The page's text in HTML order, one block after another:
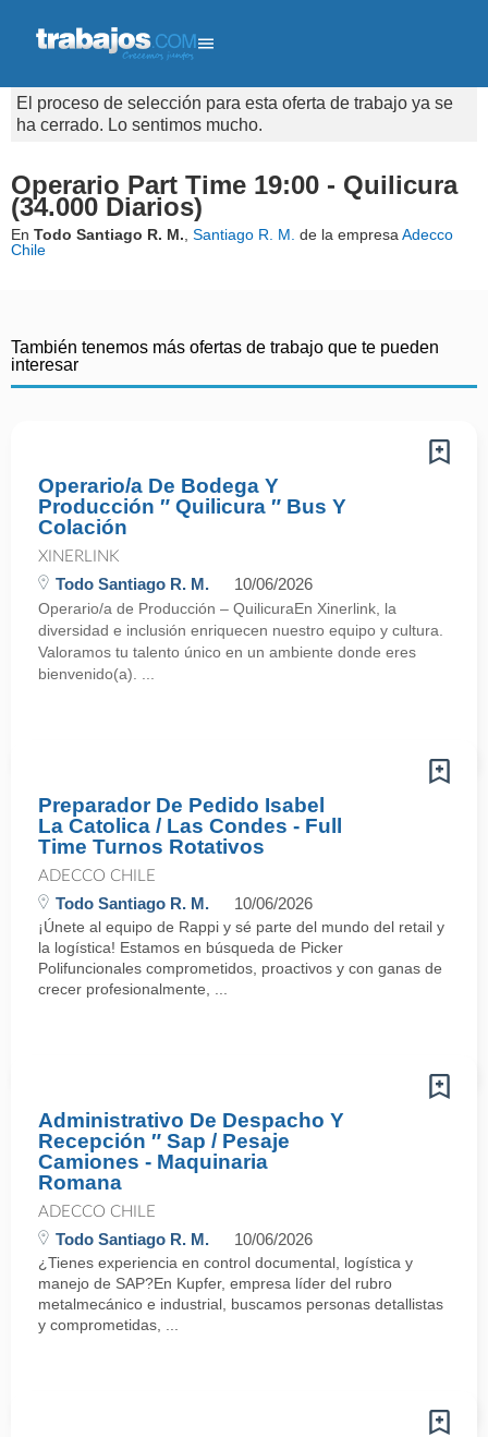
El proceso de selección para esta oferta de trabajo ya se
ha cerrado. Lo sentimos mucho.
Operario Part Time 19:00 - Quilicura
(34.000 Diarios)
En Todo Santiago R. M. Santiago R. M. de la empresa Adecco
Chile
También tenemos más ofertas de trabajo que te pueden
interesar
Operario/a De Bodega Y
Producción ″ Quilicura ″ Bus Y
Colación
XINERLINK
Todo Santiago R. M. 10/06/2026
Operario/a de Producción – QuilicuraEn Xinerlink, la
diversidad e inclusión enriquecen nuestro equipo y cultura.
Valoramos tu talento único en un ambiente donde eres
bienvenido(a). ...
Preparador De Pedido Isabel
La Catolica / Las Condes - Full
Time Turnos Rotativos
ADECCO CHILE
Todo Santiago R. M. 10/06/2026
¡Únete al equipo de Rappi y sé parte del mundo del retail y
la logística! Estamos en búsqueda de Picker
Polifuncionales comprometidos, proactivos y con ganas de
crecer profesionalmente, ...
Administrativo De Despacho Y
Recepción ″ Sap / Pesaje
Camiones - Maquinaria
Romana
ADECCO CHILE
Todo Santiago R. M. 10/06/2026
¿Tienes experiencia en control documental, logística y
manejo de SAP?En Kupfer, empresa líder del rubro
metalmecánico e industrial, buscamos personas detallistas
y comprometidas, ...